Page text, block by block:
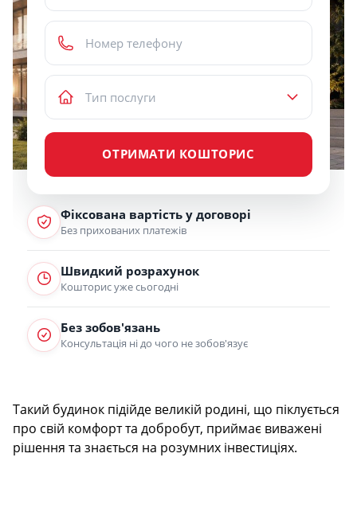
ОТРИМАТИ КОШТОРИС
Фіксована вартість у договорі
Без прихованих платежів
Швидкий розрахунок
Кошторис уже сьогодні
Без зобов'язань
Консультація ні до чого не зобов'язує
Такий будинок підійде великій родині, що піклується
про свій комфорт та добробут, приймає виважені
рішення та знається на розумних інвестиціях.